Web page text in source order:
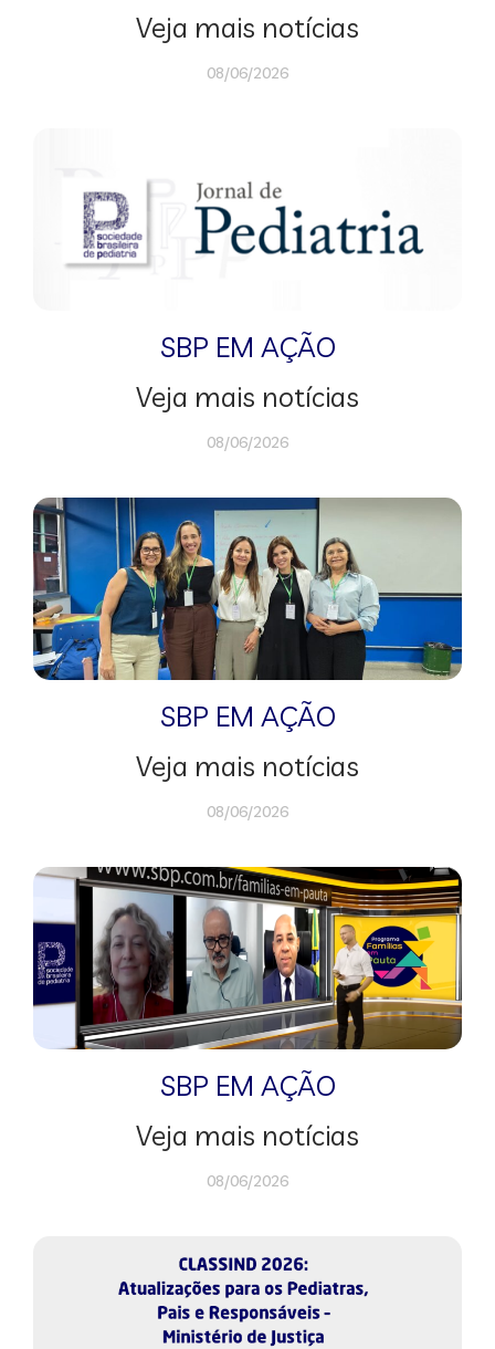
Veja mais notícias
08/06/2026
SBP EM AÇÃO
Veja mais notícias
08/06/2026
SBP EM AÇÃO
Veja mais notícias
08/06/2026
SBP EM AÇÃO
Veja mais notícias
08/06/2026